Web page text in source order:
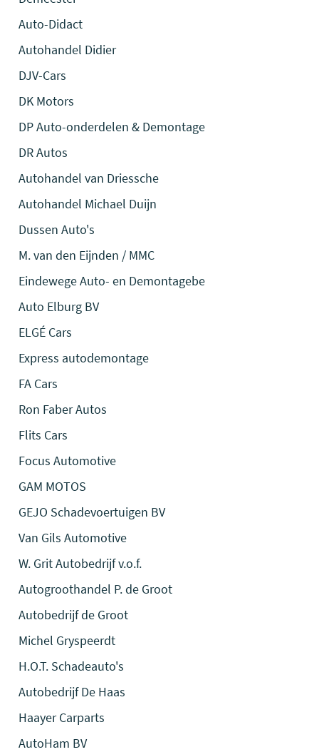
Auto-Didact
Autohandel Didier
DJV-Cars
DK Motors
DP Auto-onderdelen & Demontage
DR Autos
Autohandel van Driessche
Autohandel Michael Duijn
Dussen Auto's
M. van den Eijnden / MMC
Eindewege Auto- en Demontagebe
Auto Elburg BV
ELGÉ Cars
Express autodemontage
FA Cars
Ron Faber Autos
Flits Cars
Focus Automotive
GAM MOTOS
GEJO Schadevoertuigen BV
Van Gils Automotive
W. Grit Autobedrijf v.o.f.
Autogroothandel P. de Groot
Autobedrijf de Groot
Michel Gryspeerdt
H.O.T. Schadeauto's
Autobedrijf De Haas
Haayer Carparts
AutoHam BV